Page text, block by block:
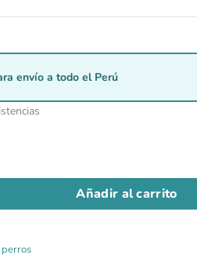
envío a todo el Perú
Añadir al carrito